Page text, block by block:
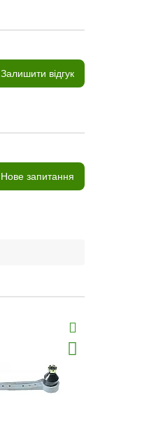
Залишити відгук
Нове запитання